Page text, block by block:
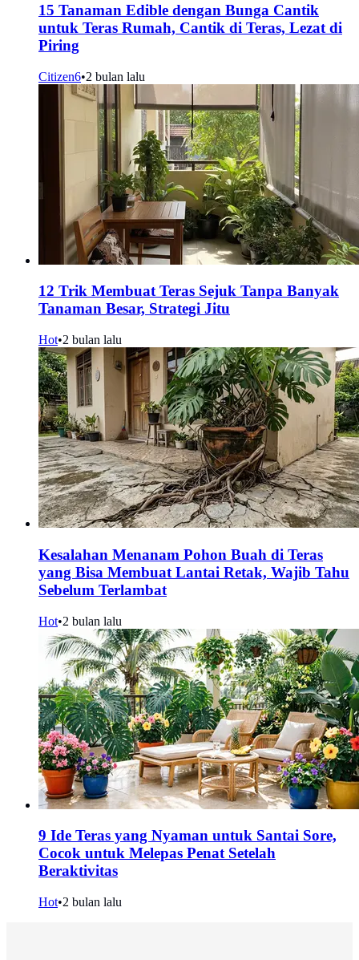
15 Tanaman Edible dengan Bunga Cantik
untuk Teras Rumah, Cantik di Teras, Lezat di
Piring
Citizen6•2 bulan lalu
12 Trik Membuat Teras Sejuk Tanpa Banyak
Tanaman Besar, Strategi Jitu
Hot•2 bulan lalu
Kesalahan Menanam Pohon Buah di Teras
yang Bisa Membuat Lantai Retak, Wajib Tahu
Sebelum Terlambat
Hot•2 bulan lalu
9 Ide Teras yang Nyaman untuk Santai Sore,
Cocok untuk Melepas Penat Setelah
Beraktivitas
Hot•2 bulan lalu